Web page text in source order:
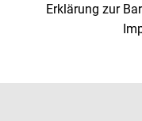
Erklärung zur